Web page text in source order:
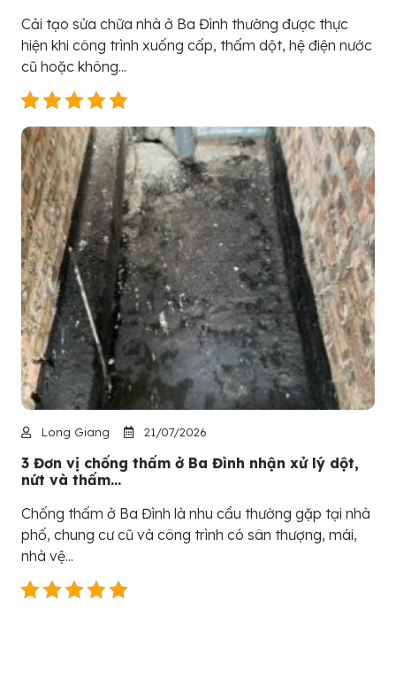
Cải tạo sửa chữa nhà ở Ba Đình thường được thực
hiện khi công trình xuống cấp, thấm dột, hệ điện nước
cũ hoặc không...
Long Giang 21/07/2026
3 Đơn vị chống thấm ở Ba Đình nhận xử lý dột,
nứt và thấm...
Chống thấm ở Ba Đình là nhu cầu thường gặp tại nhà
phố, chung cư cũ và công trình có sân thượng, mái,
nhà vệ...